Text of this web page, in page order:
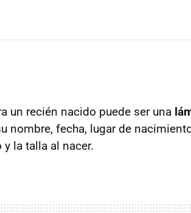
un recién nacido puede ser una
nombre, fecha, lugar de
la talla al nacer.